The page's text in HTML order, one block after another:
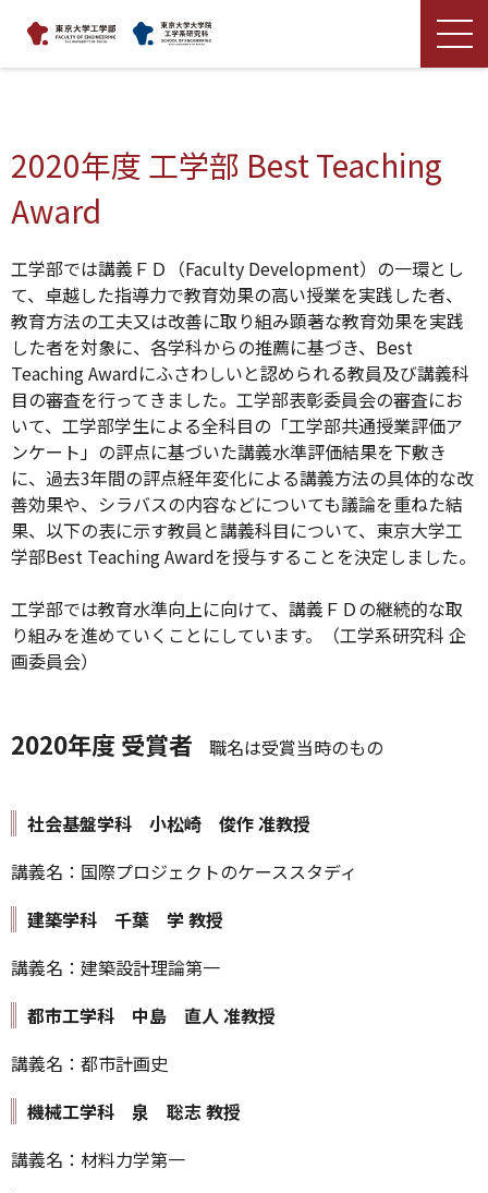
2020年度 工学部 Best Teaching
Award
工学部では講義ＦＤ（Faculty Development）の一環とし
て、卓越した指導力で教育効果の高い授業を実践した者、
教育方法の工夫又は改善に取り組み顕著な教育効果を実践
した者を対象に、各学科からの推薦に基づき、Best
Teaching Awardにふさわしいと認められる教員及び講義科
目の審査を行ってきました。工学部表彰委員会の審査にお
いて、工学部学生による全科目の「工学部共通授業評価ア
ンケート」の評点に基づいた講義水準評価結果を下敷き
に、過去3年間の評点経年変化による講義方法の具体的な改
善効果や、シラバスの内容などについても議論を重ねた結
果、以下の表に示す教員と講義科目について、東京大学工
学部Best Teaching Awardを授与することを決定しました。
工学部では教育水準向上に向けて、講義ＦＤの継続的な取
り組みを進めていくことにしています。（工学系研究科 企
画委員会）
2020年度 受賞者 職名は受賞当時のもの
社会基盤学科 小松崎 俊作 准教授
講義名：国際プロジェクトのケーススタディ
建築学科 千葉 学 教授
講義名：建築設計理論第一
都市工学科 中島 直人 准教授
講義名：都市計画史
機械工学科 泉 聡志 教授
講義名：材料力学第一